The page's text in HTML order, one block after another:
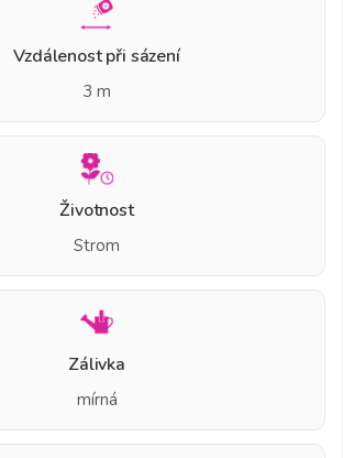
Vzdálenost při sázení
3 m
Životnost
Strom
Zálivka
mírná